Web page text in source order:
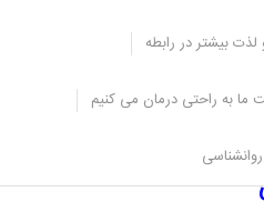
بیشتر در رابطه
ما به راحتی درمان می کنیم
کنند مجبور می شوند دروغ های
طور ادامه پیدا می کنند.
نفر آشکار می شود تمام اعتمادی
و به همین دلیل باید از دروغ